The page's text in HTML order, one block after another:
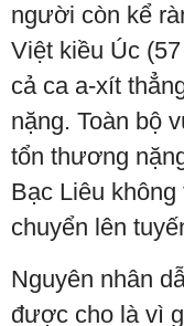
người còn kể
Việt kiều Úc
cả ca a-xít
nặng. Toàn bộ
tổn thương
Bạc Liêu
chuyển lên
Nguyên nhân
được cho là vì